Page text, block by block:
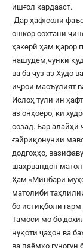
ишғол кардааст.
Дар ҳафтсоли
ошкор сохтани
ҳакерӣ ҳам қарор
нашудем,чунки
ва ба ҷуз аз Худо
иҷрои масъулият
Ислоҳ тули ин
аз онҳоеро, ки
созад. Бар алайҳи
ғайриқонунии
додгоҳҳо,
шаҳрвандон
Ҳам «Минбари
матолиби
бо истиқболи
Тамоси мо бо
нуқоти ҷаҳон ва
ва паёмҳо